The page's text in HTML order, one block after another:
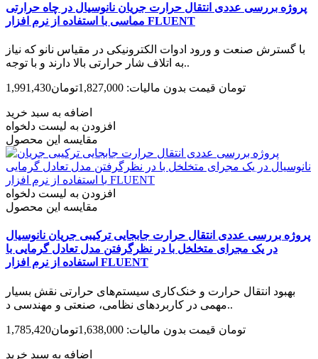
پروژه بررسی عددی انتقال حرارت جریان نانوسیال در چاه حرارتی
مماسی با استفاده از نرم افزار FLUENT
با گسترش صنعت و ورود ادوات الکترونیکی در مقیاس نانو که نیاز
به اتلاف شار حرارتی بالا دارند و با توجه..
1,991,430تومان قیمت بدون مالیات: 1,827,000تومان
اضافه به سبد خرید
افزودن به لیست دلخواه
مقایسه این محصول
افزودن به لیست دلخواه
مقایسه این محصول
پروژه بررسی عددی انتقال حرارت جابجایی ترکیبی جریان نانوسیال
در یک مجرای متخلخل با در نظرگرفتن مدل تعادل گرمایی با
استفاده از نرم افزار FLUENT
بهبود انتقال حرارت و خنک‌­کاری سیستم‌­های حرارتی نقش بسیار
مهمی در کاربردهای نظامی، صنعتی و مهندسی د..
1,785,420تومان قیمت بدون مالیات: 1,638,000تومان
اضافه به سبد خرید